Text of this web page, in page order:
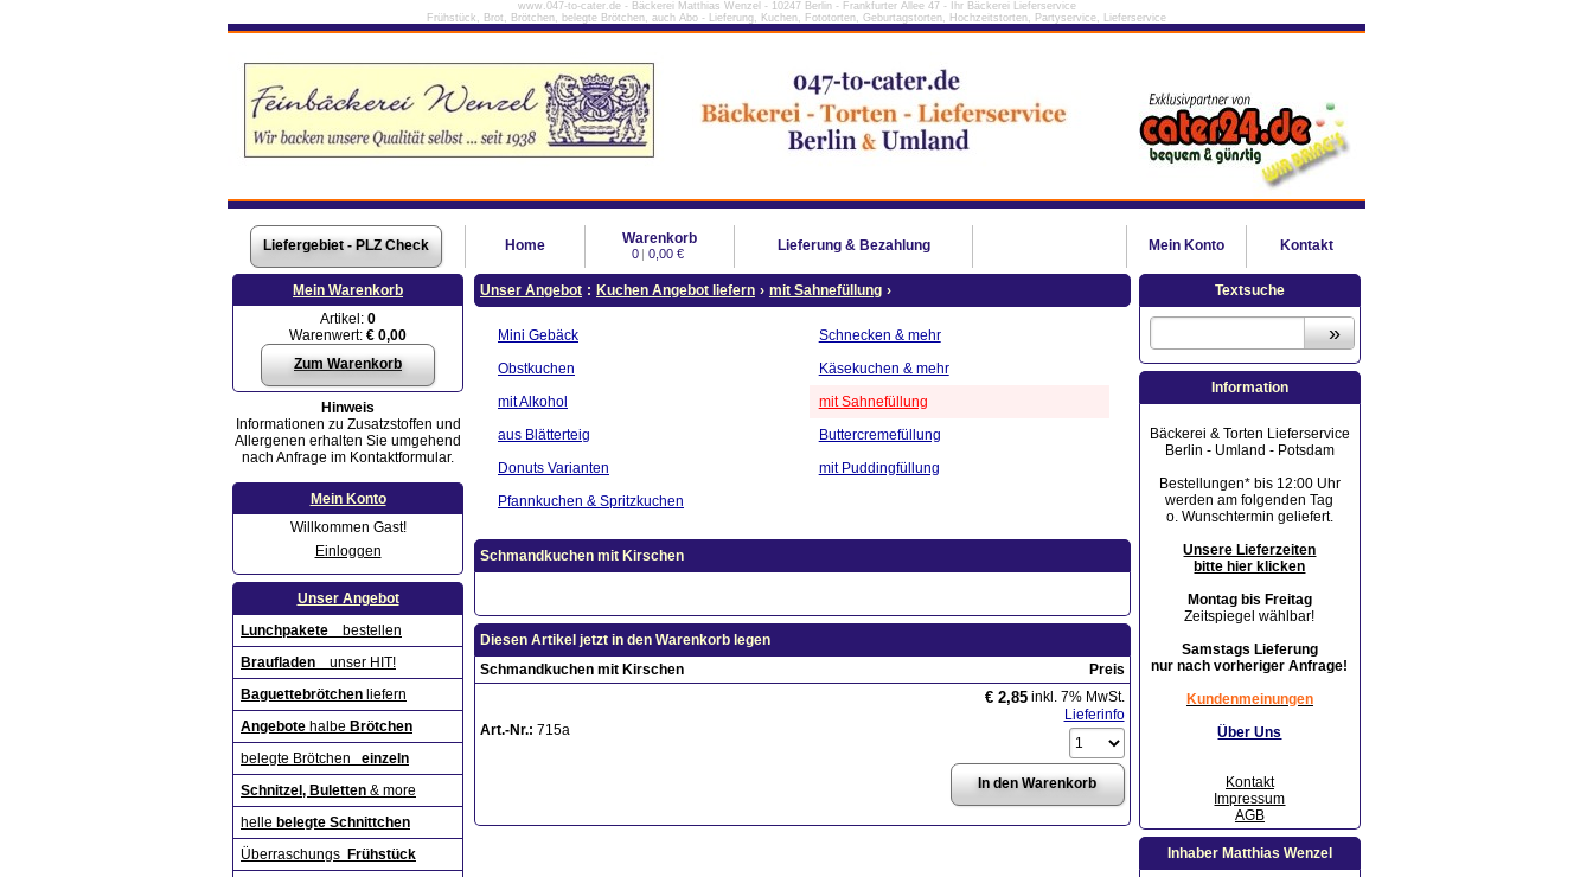
www.047-to-cater.de - Bäckerei Matthias Wenzel - 10247 Berlin - Frankfurter Allee 47 - Ihr Bäckerei Lieferservice
Frühstück, Brot, Brötchen, belegte Brötchen, auch Abo - Lieferung, Kuchen, Fototorten, Geburtagstorten, Hochzeitstorten, Partyservice, Lieferservice
Liefergebiet - PLZ Check Home Warenkorb
0 | 0,00 € Lieferung & Bezahlung Kontakt
Mein Konto
Mein Warenkorb
Artikel: 0
Warenwert: € 0,00
Zum Warenkorb
Hinweis
Informationen zu Zusatzstoffen und
Allergenen erhalten Sie umgehend
nach Anfrage im Kontaktformular.
Mein Konto
Willkommen Gast!
Einloggen
Unser Angebot
Lunchpakete bestellen
Braufladen
unser HIT!
Baguettebrötchen liefern
Angebote halbe Brötchen
belegte Brötchen einzeln
Schnitzel, Buletten & more
helle belegte Schnittchen
Überraschungs Frühstück
Unser Angebot : Kuchen Angebot liefern › mit Sahnefüllung ›
Mini Gebäck
Obstkuchen
mit Alkohol
aus Blätterteig
Donuts Varianten
Pfannkuchen & Spritzkuchen
Schnecken & mehr
Käsekuchen & mehr
mit Sahnefüllung
Buttercremefüllung
mit Puddingfüllung
Schmandkuchen mit Kirschen
Diesen Artikel jetzt in den Warenkorb legen
Schmandkuchen mit Kirschen
Preis
Art.-Nr.: 715a
€ 2,85inkl. 7% MwSt.
Lieferinfo
Textsuche
Information
Bäckerei & Torten Lieferservice
Berlin - Umland - Potsdam
Bestellungen* bis 12:00 Uhr
werden am folgenden Tag
o. Wunschtermin geliefert.
Unsere Lieferzeiten
bitte hier klicken
Montag bis Freitag
Zeitspiegel wählbar!
Samstags Lieferung
nur nach vorheriger Anfrage!
Kundenmeinungen
Über Uns
Kontakt
Impressum
AGB
Inhaber Matthias Wenzel